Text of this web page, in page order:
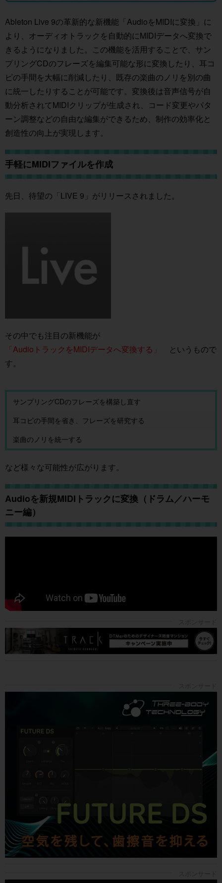
Ableton Live 9の革新的な新機能「AudioをMIDIに変換」に
より、オーディオトラックを自動的にMIDIデータへ変換で
きるようになりました。この機能を活用することで、サン
プリングCDのフレーズを編集可能な形に変換したり、耳コ
ピの手間を大幅に削減したり、既存の楽曲のノリを別の曲
に統一したりすることが可能です。変換後は音声信号が自
動分析されてMIDIクリップが生成され、コード変更やパタ
ーン調整などの自由な編集ができるため、制作の効率化と
創造性の向上が実現します。
手軽にMIDIファイルを作成
先日、待望の「LIVE 9」がリリースされました。
その中でも注目の新機能が
「AudioトラックをMIDIデータへ変換する」
というもので
す。
サンプリングCDのフレーズを構築し直す
耳コピの手間を省き、フレーズを研究する
楽曲のノリを統一する
など様々な可能性が広がります。
Audioを新規MIDIトラックに変換（ドラム／ハーモ
ニー編）